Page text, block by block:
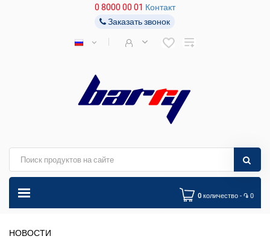
0 8000 00 01 Контакт
Заказать звонок
0 количество - ֏ 0
НОВОСТИ